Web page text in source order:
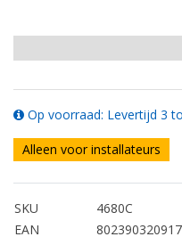
Op voorraad: Levertijd 3
Alleen voor installateurs
SKU
4680C
EAN